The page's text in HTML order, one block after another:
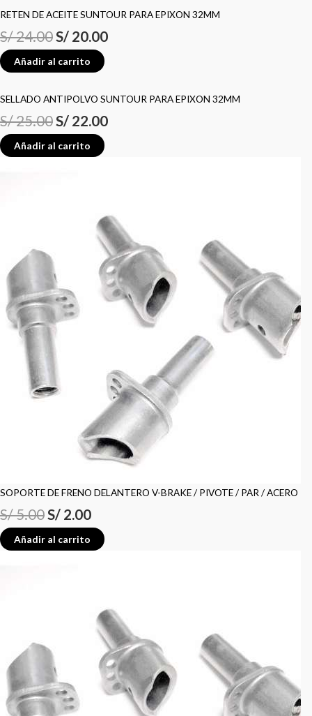
RETEN DE ACEITE SUNTOUR PARA EPIXON 32MM
S/24.00S/ 20.00
Añadir al carrito
SELLADO ANTIPOLVO SUNTOUR PARA EPIXON 32MM
S/25.00S/ 22.00
Añadir al carrito
SOPORTE DE FRENO DELANTERO V-BRAKE / PIVOTE / PAR / ACERO
S/5.00S/ 2.00
Añadir al carrito